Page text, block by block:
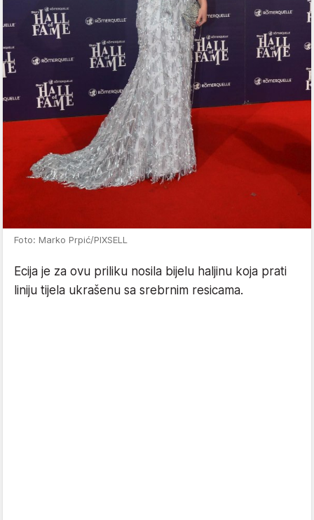
Foto: Marko Prpić/PIXSELL
Ecija je za ovu priliku nosila bijelu haljinu koja prati
liniju tijela ukrašenu sa srebrnim resicama.